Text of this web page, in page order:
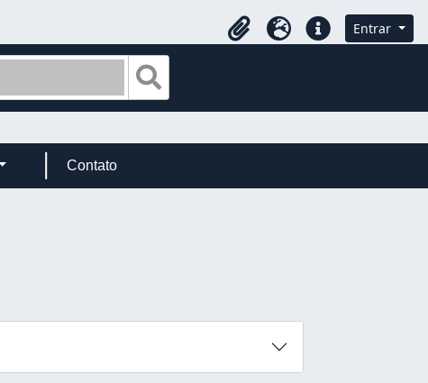
Área de Transferência
IdiomaAtalhos Entrar
Contato